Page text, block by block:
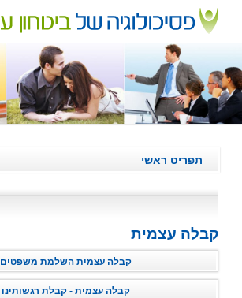
תפריט ראשי
חוסר ביטחון עצמי
אסרטיביות
קבלה עצמית
קבלה עצמית השלמת משפטים
קבלה עצמית - קבלת רגשותינו